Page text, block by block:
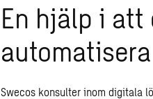
En hjälp i
Swecos konsulter inom digitala